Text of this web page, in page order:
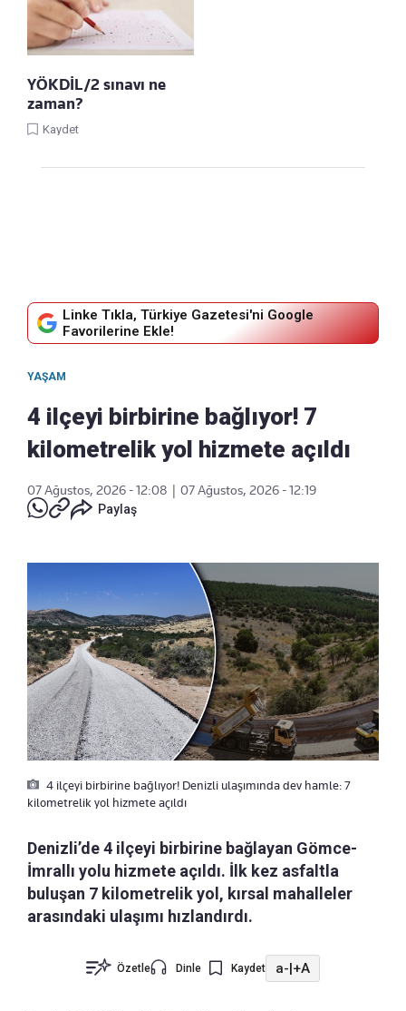
YÖKDİL/2 sınavı ne
zaman?
Kaydet
Linke Tıkla, Türkiye Gazetesi'ni Google
Favorilerine Ekle!
YAŞAM
4 ilçeyi birbirine bağlıyor! 7
kilometrelik yol hizmete açıldı
07 Ağustos, 2026 - 12:08
07 Ağustos, 2026 - 12:19
Paylaş
4 ilçeyi birbirine bağlıyor! Denizli ulaşımında dev hamle: 7
kilometrelik yol hizmete açıldı
Denizli’de 4 ilçeyi birbirine bağlayan Gömce-
İmrallı yolu hizmete açıldı. İlk kez asfaltla
buluşan 7 kilometrelik yol, kırsal mahalleler
arasındaki ulaşımı hızlandırdı.
Özetle Dinle Kaydet a-|+A